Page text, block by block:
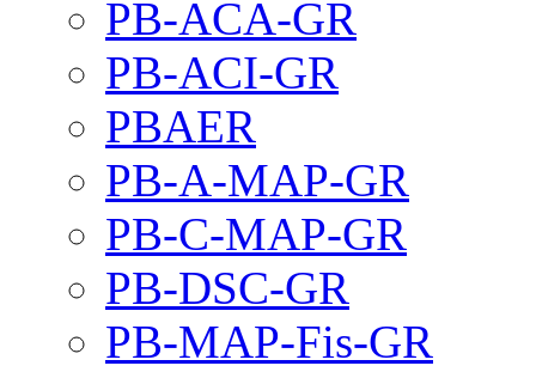
PB-ACA-GR
PB-ACI-GR
PBAER
PB-A-MAP-GR
PB-C-MAP-GR
PB-DSC-GR
PB-MAP-Fis-GR